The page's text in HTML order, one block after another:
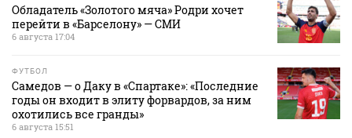
Обладатель «Золотого мяча» Родри хочет
перейти в «Барселону» — СМИ
6 августа 17:04
ФУТБОЛ
Самедов — о Даку в «Спартаке»: «Последние
годы он входит в элиту форвардов, за ним
охотились все гранды»
6 августа 15:51